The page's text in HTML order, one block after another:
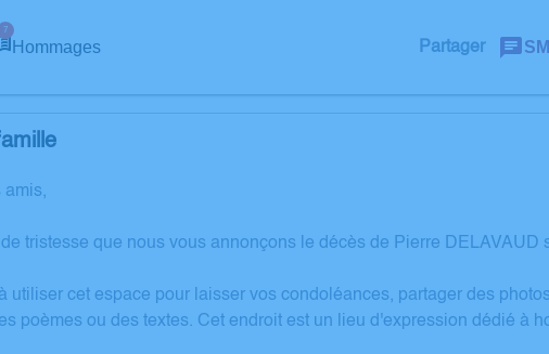
7
Hommages Partager
amis,
tristesse que nous vous annonçons le décès de Pierre
utiliser cet espace pour laisser vos condoléances, partager des
poèmes ou des textes. Cet endroit est un lieu d'expression dédié à